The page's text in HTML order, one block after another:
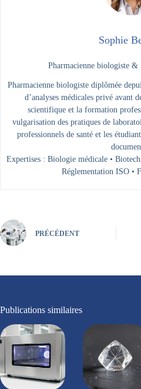
Sophie
Pharmacienne biologiste &
Pharmacienne biologiste diplômée
d’analyses médicales privé avant
scientifique et la formation
vulgarisation des pratiques de
professionnels de santé et les
Expertises : Biologie médicale •
Réglementation ISO •
PRÉCÉDENT
Publications similaires